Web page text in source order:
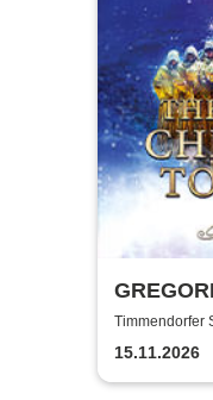
Timmendorfer
Timmendorfer
15.11.2026